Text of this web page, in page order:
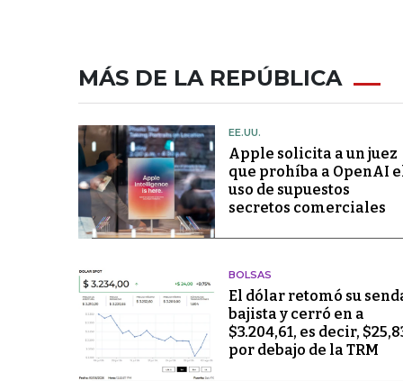
MÁS DE LA REPÚBLICA
EE.UU.
Apple solicita a un juez
que prohíba a OpenAI
uso de supuestos
secretos comerciales
BOLSAS
El dólar retomó su
bajista y cerró en a
$3.204,61, es decir,
por debajo de la TRM